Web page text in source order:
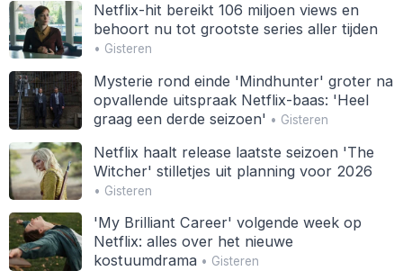
Netflix-hit bereikt 106 miljoen views en
behoort nu tot grootste series aller tijden
• Gisteren
Mysterie rond einde 'Mindhunter' groter na
opvallende uitspraak Netflix-baas: 'Heel
graag een derde seizoen' • Gisteren
Netflix haalt release laatste seizoen 'The
Witcher' stilletjes uit planning voor 2026
• Gisteren
'My Brilliant Career' volgende week op
Netflix: alles over het nieuwe
kostuumdrama• Gisteren